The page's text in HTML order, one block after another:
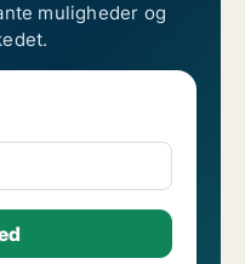
muligheder og